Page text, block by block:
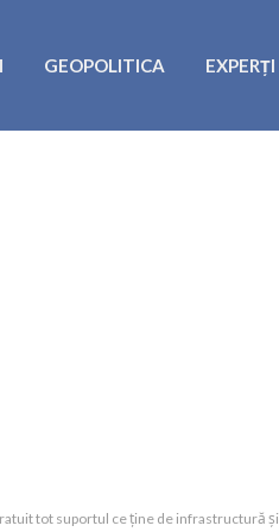
GEOPOLITICA EXPERȚI
tot suportul ce ține de infrastructură